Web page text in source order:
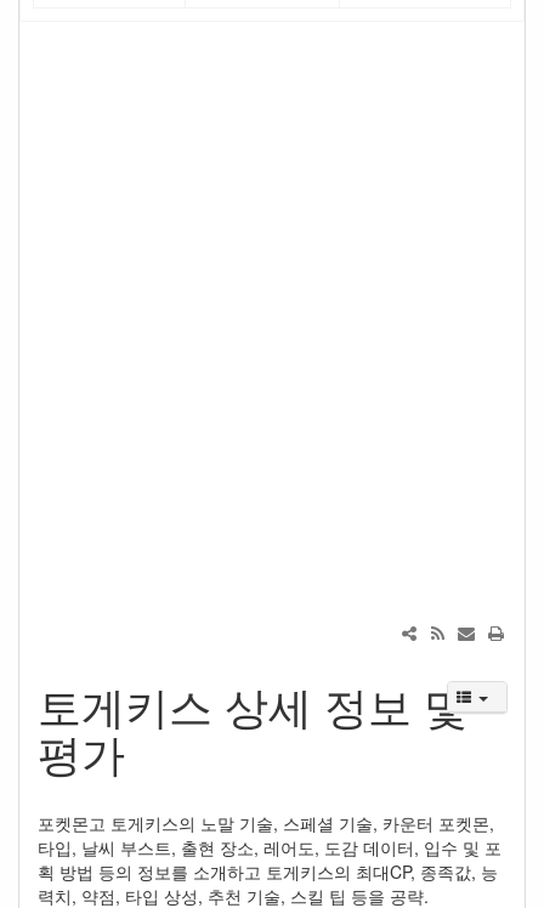
토게키스 상세 정보 및
평가
포켓몬고 토게키스의 노말 기술, 스페셜 기술, 카운터 포켓몬,
타입, 날씨 부스트, 출현 장소, 레어도, 도감 데이터, 입수 및 포
획 방법 등의 정보를 소개하고 토게키스의 최대CP, 종족값, 능
력치, 약점, 타입 상성, 추천 기술, 스킬 팁 등을 공략.